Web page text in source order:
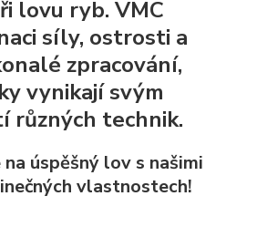
lovu ryb. VMC
síly, ostrosti a
zpracování,
vynikají svým
různých technik.
úspěšný lov s našimi
vlastnostech!